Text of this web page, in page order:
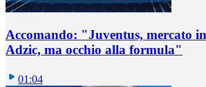
Accomando: "Juventus, mercato
Adzic, ma occhio alla formula"
01:04